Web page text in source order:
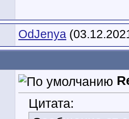
OdJenya
Цитата: